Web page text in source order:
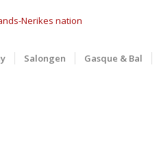
Salongen Gasque & Bal